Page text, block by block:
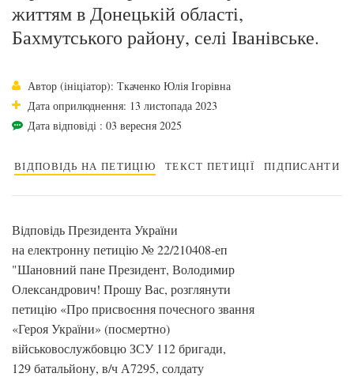
життям в Донецькій області,
Бахмутського району, селі Іванівське.
Автор (ініціатор): Ткаченко Юлія Ігорівна
Дата оприлюднення: 13 листопада 2023
Дата відповіді : 03 вересня 2025
ВІДПОВІДЬ НА ПЕТИЦІЮ ТЕКСТ ПЕТИЦІЇ ПІДПИСАНТИ
Відповідь Президента України
на електронну петицію № 22/210408-еп
"Шановний пане Президент, Володимир
Олександрович! Прошу Вас, розглянути
петицію «Про присвоєння почесного звання
«Героя України» (посмертно)
військовослужбовцю ЗСУ 112 бригади,
129 батальйону, в/ч А7295, солдату